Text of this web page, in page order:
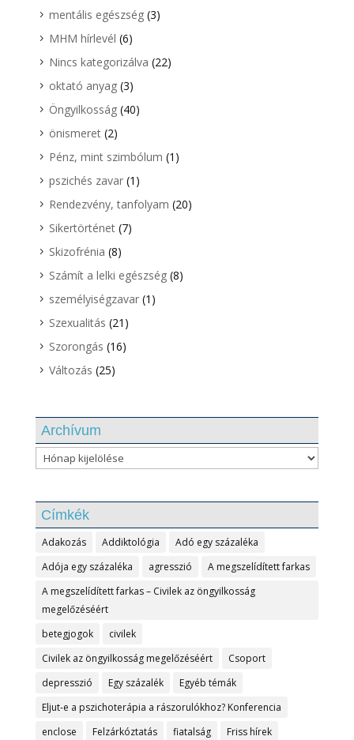
mentális egészség(3)
MHM hírlevél (6)
Nincs kategorizálva (22)
oktató anyag(3)
Öngyilkosság(40)
önismeret(2)
Pénz, mint szimbólum (1)
pszichés zavar(1)
Rendezvény, tanfolyam (20)
Sikertörténet(7)
Skizofrénia (8)
Számít a lelki egészség(8)
személyiségzavar(1)
Szexualitás (21)
Szorongás (16)
Változás (25)
Archívum
Archívum
Címkék
Adakozás Addiktológia
Adó egy százaléka
Adója egy százaléka
agresszió
A megszelídített farkas
A megszelídített farkas – Civilek az öngyilkosság
megelőzéséért
betegjogok
civilek
Civilek az öngyilkosság megelőzéséért
Csoport
depresszió
Egy százalék
Egyéb témák
Eljut-e a pszichoterápia a rászorulókhoz? Konferencia
enclose
Felzárkóztatás fiatalság
Friss hírek